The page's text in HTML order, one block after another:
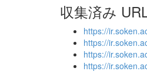
収集済み
https://
https://
https://
https://